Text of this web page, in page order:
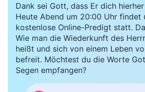
Dank sei Gott, dass Er dich
Heute Abend um 20:00 Uhr findet
kostenlose Online-Predigt statt.
Wie man die Wiederkunft des
heißt und sich von einem Leben
befreit. Möchtest du die Worte
Segen empfangen?